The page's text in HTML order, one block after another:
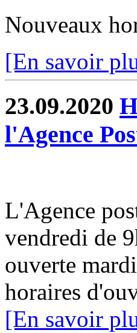
Nouveaux
[En savoir
23.09.2020
l'Agence
L'Agence
vendredi de
ouverte
horaires
[En savoir